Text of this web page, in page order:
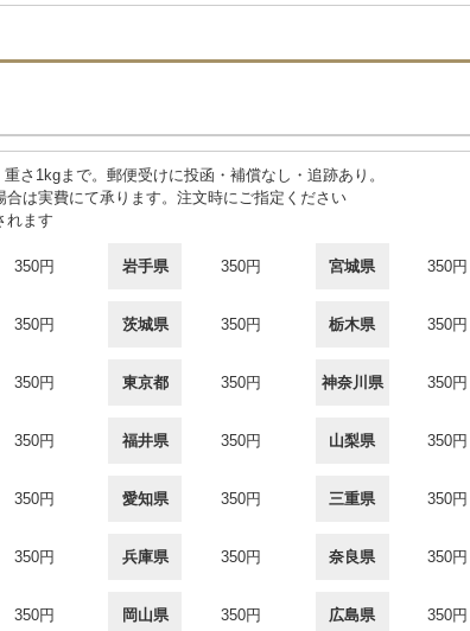
さ1kgまで。郵便受けに投函・補償なし・追跡あり。
は実費にて承ります。注文時にご指定ください
れます
350円 岩手県 350円 宮城県 350円
350円 茨城県 350円 栃木県 350円
350円 東京都 350円 神奈川県 350円
350円 福井県 350円 山梨県 350円
350円 愛知県 350円 三重県 350円
350円 兵庫県 350円 奈良県 350円
350円 岡山県 350円 広島県 350円